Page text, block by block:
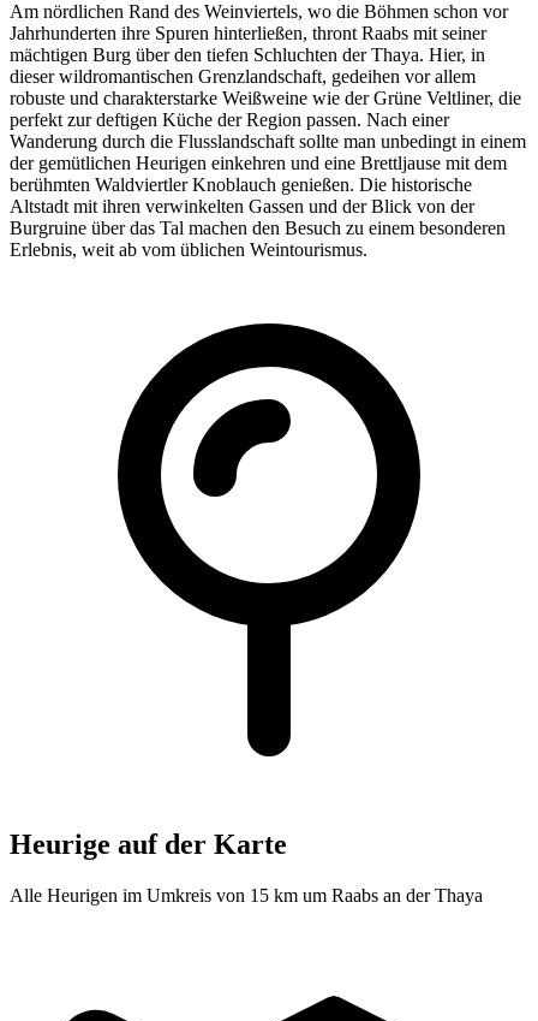
Am nördlichen Rand des Weinviertels, wo die Böhmen schon vor
Jahrhunderten ihre Spuren hinterließen, thront Raabs mit seiner
mächtigen Burg über den tiefen Schluchten der Thaya. Hier, in
dieser wildromantischen Grenzlandschaft, gedeihen vor allem
robuste und charakterstarke Weißweine wie der Grüne Veltliner, die
perfekt zur deftigen Küche der Region passen. Nach einer
Wanderung durch die Flusslandschaft sollte man unbedingt in einem
der gemütlichen Heurigen einkehren und eine Brettljause mit dem
berühmten Waldviertler Knoblauch genießen. Die historische
Altstadt mit ihren verwinkelten Gassen und der Blick von der
Burgruine über das Tal machen den Besuch zu einem besonderen
Erlebnis, weit ab vom üblichen Weintourismus.
Heurige auf der Karte
Alle Heurigen im Umkreis von 15 km um Raabs an der Thaya